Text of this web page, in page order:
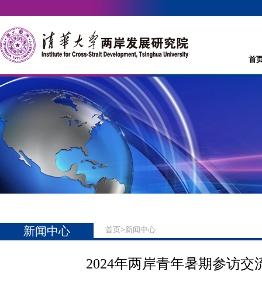
首
新闻中心 首页>新闻中心
2024年两岸青年暑期参访交